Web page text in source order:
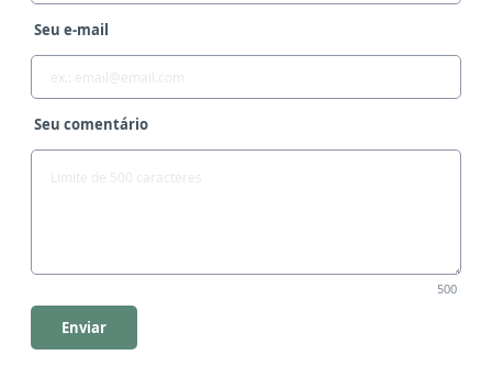
Seu e-mail
Seu comentário
500
Enviar